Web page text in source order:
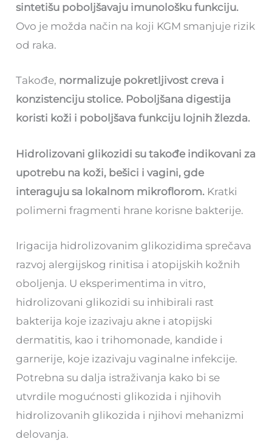
sintetišu poboljšavaju imunološku funkciju.
Ovo je možda način na koji KGM smanjuje rizik
od raka.
Takođe, normalizuje pokretljivost creva i
konzistenciju stolice. Poboljšana digestija
koristi koži i poboljšava funkciju lojnih žlezda.
Hidrolizovani glikozidi su takođe indikovani za
upotrebu na koži, bešici i vagini, gde
interaguju sa lokalnom mikroflorom. Kratki
polimerni fragmenti hrane korisne bakterije.
Irigacija hidrolizovanim glikozidima sprečava
razvoj alergijskog rinitisa i atopijskih kožnih
oboljenja. U eksperimentima in vitro,
hidrolizovani glikozidi su inhibirali rast
bakterija koje izazivaju akne i atopijski
dermatitis, kao i trihomonade, kandide i
garnerije, koje izazivaju vaginalne infekcije.
Potrebna su dalja istraživanja kako bi se
utvrdile mogućnosti glikozida i njihovih
hidrolizovanih glikozida i njihovi mehanizmi
delovanja.